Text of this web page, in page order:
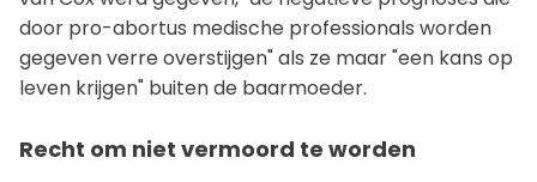
door pro-abortus medische professionals worden
gegeven verre overstijgen" als ze maar "een kans op
leven krijgen" buiten de baarmoeder.
Recht om niet vermoord te worden